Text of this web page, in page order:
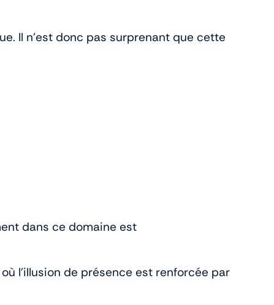
Il n’est donc pas surprenant que cette
dans ce domaine est
l’illusion de présence est renforcée par